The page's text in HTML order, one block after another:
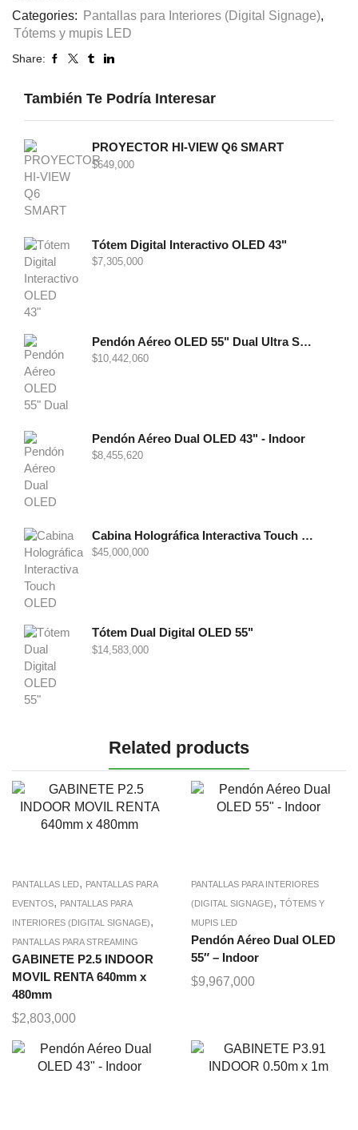
Categories:
Pantallas para Interiores (Digital Signage),
Tótems y mupis LED
Share:
También Te Podría Interesar
PROYECTOR HI-VIEW Q6 SMART
$649,000
Tótem Digital Interactivo OLED 43"
$7,305,000
Pendón Aéreo OLED 55" Dual Ultra Slim - Indoor
$10,442,060
Pendón Aéreo Dual OLED 43" - Indoor
$8,455,620
Cabina Holográfica Interactiva Touch OLED 86"
$45,000,000
Tótem Dual Digital OLED 55"
$14,583,000
Related products
PANTALLAS LED, PANTALLAS PARA
EVENTOS, PANTALLAS PARA
INTERIORES (DIGITAL SIGNAGE),
PANTALLAS PARA STREAMING
GABINETE P2.5 INDOOR
MOVIL RENTA 640mm x
480mm
$2,803,000
PANTALLAS PARA INTERIORES
(DIGITAL SIGNAGE), TÓTEMS Y
MUPIS LED
Pendón Aéreo Dual OLED
55″ – Indoor
$9,967,000